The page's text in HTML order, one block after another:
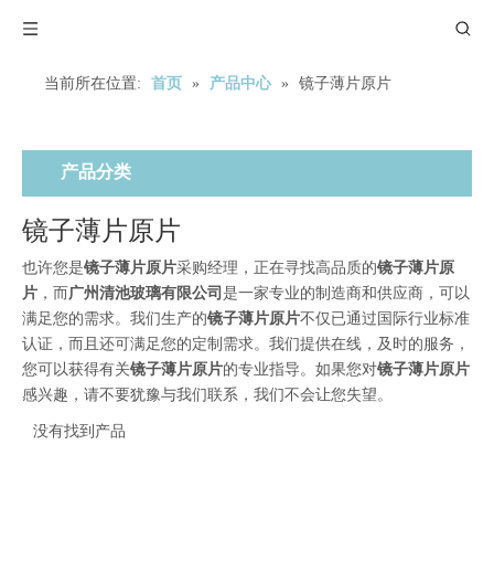
当前所在位置: 首页 » 产品中心 » 镜子薄片原片
产品分类
镜子薄片原片
也许您是镜子薄片原片采购经理，正在寻找高品质的镜子薄片原
片 ，而 广州清池玻璃有限公司 是一家专业的制造商和供应商，可以
满足您的需求。我们生产的镜子薄片原片不仅已通过国际行业标准
认证，而且还可满足您的定制需求。我们提供在线，及时的服务，
您可以获得有关镜子薄片原片的专业指导。如果您对镜子薄片原片
感兴趣，请不要犹豫与我们联系，我们不会让您失望。
没有找到产品